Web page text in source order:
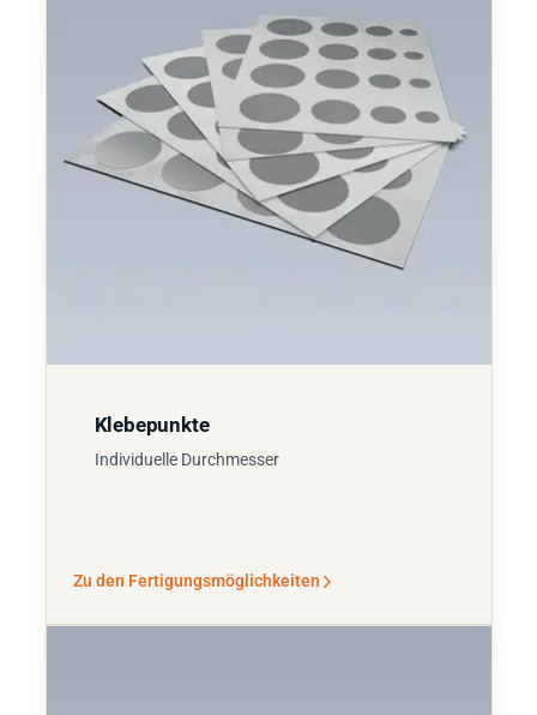
Klebepunkte
Individuelle Durchmesser
Zu den Fertigungsmöglichkeiten